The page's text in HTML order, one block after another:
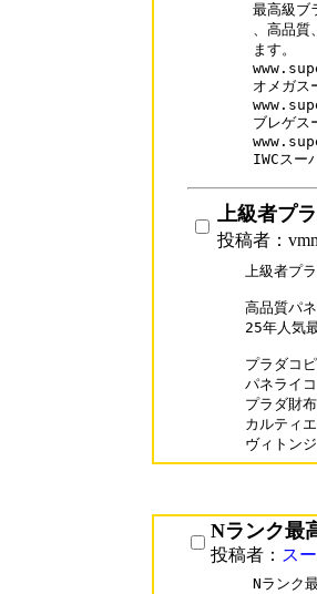
最高級ブ
、高品質
ます。
オメガス
ブレゲス
IWCスー
上級者プ
投稿者：
上級者プ
高品質パ
25年人気
プラダコ
パネラ
プラダ財
カルテ
Nランク最
投稿者： ス
Nランク